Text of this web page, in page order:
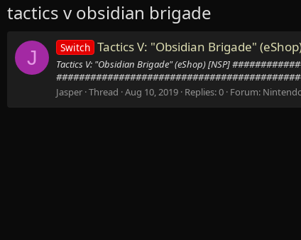
tactics v obsidian brigade
J Switch Tactics V: "Obsidian Brigade"
Tactics V: "Obsidian Brigade" (eShop) [NSP]
Jasper Thread Aug 10, 2019 Replies: 0 Forum: